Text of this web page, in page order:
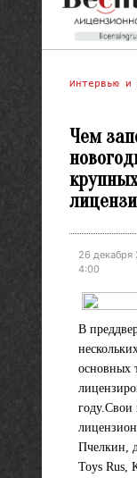
Интервью и
Чем
26 декабря
4:00
В
основных
году. Свои
Пчелкин,
Toys Rus,